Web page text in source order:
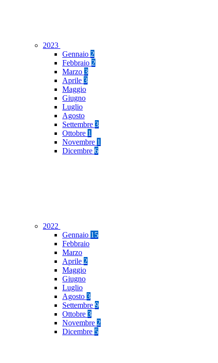
2023
Gennaio 2
Febbraio 2
Marzo 3
Aprile 3
Maggio
Giugno
Luglio
Agosto
Settembre 3
Ottobre 1
Novembre 1
Dicembre 6
2022
Gennaio 15
Febbraio
Marzo
Aprile 2
Maggio
Giugno
Luglio
Agosto 3
Settembre 9
Ottobre 3
Novembre 2
Dicembre 5